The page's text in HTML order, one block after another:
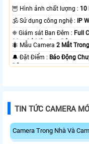
🦉 Hình ảnh chất lượng : 10
🕉️ Sử dụng công nghệ : IP
❈ Giám sát Ban Đêm : Full
20m Có Màu Ban Ðêm.
🐜 Mẫu Camera2 Mắt
️🔔 Đặt Điểm : Báo Động
Động.
TIN TỨC CAMERA
Camera Trong Nhà Và